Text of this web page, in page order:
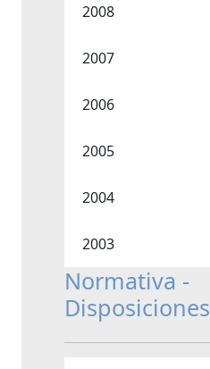
2008
2007
2006
2005
2004
2003
Normativa -
Disposiciones